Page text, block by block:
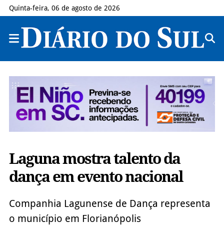
Quinta-feira, 06 de agosto de 2026
Laguna mostra talento da
dança em evento nacional
Companhia Lagunense de Dança representa
o município em Florianópolis